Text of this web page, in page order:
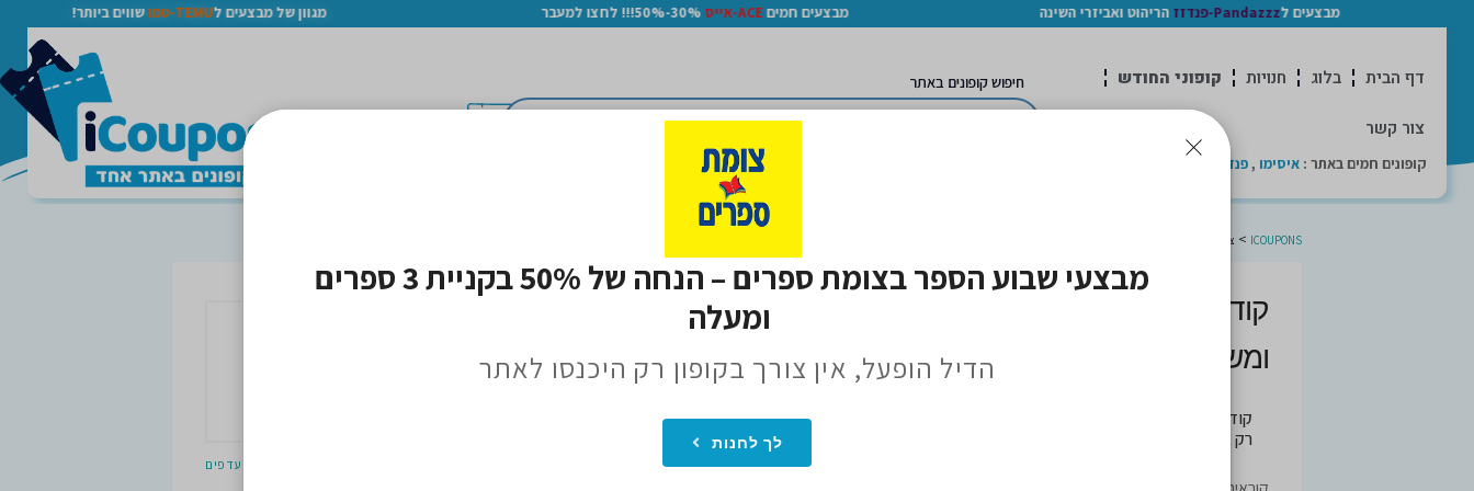
מבצעים לPandazzz-פנדזז הריהוט ואביזרי השינה מבצעים חמים ACE-אייס 30%-50%!!! לחצו למעבר מגוון של מבצעים לTEMU-טמו שווים ביותר!
דף הבית בלוג חנויות קופוני החודש
צור קשר
קופונים חמים באתר : איסימו ,פנדה
חיפוש קופונים באתר
ICOUPONS
> צומת ספרים
הכנס חנות למועדפים
קוד קופון צומת ספרים ב-Icoupons: מבצעים והנחות על ספרים
ומשחקים [2026]
קודי קופון חדשים והנחות פעילות למותג
. מגוון הטבות וקופונים לשימוש מיידי, כולל מבצעים בלעדיים הזמינים
רק באתר iCoupons. כל הקופונים נבדקו לאחרונה בתאריך 06/08/2026!
ומעלה
הדיל הופעל, אין צורך בקופון רק היכנסו לאתר
לך לחנות